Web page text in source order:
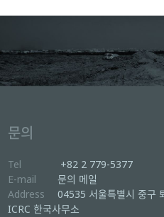
문의
Tel
+82 2 779-5377
E-mail
문의 메일
Address
04535 서울특별시 중구
ICRC 한국사무소